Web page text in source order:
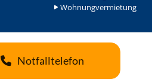
Wohnungvermietung
Notfalltelefon